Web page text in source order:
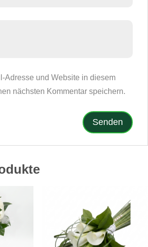
Adresse und Website in diesem
nächsten Kommentar speichern.